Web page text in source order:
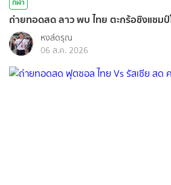
ถ่ายทอดสด ลาว พบ ไทย ตะกร้อชิงแชม
หงส์ดรุณ
06 ส.ค. 2026